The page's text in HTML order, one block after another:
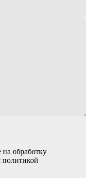
обработку
политикой